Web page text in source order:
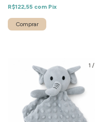
R$122,55 com Pix
1 /